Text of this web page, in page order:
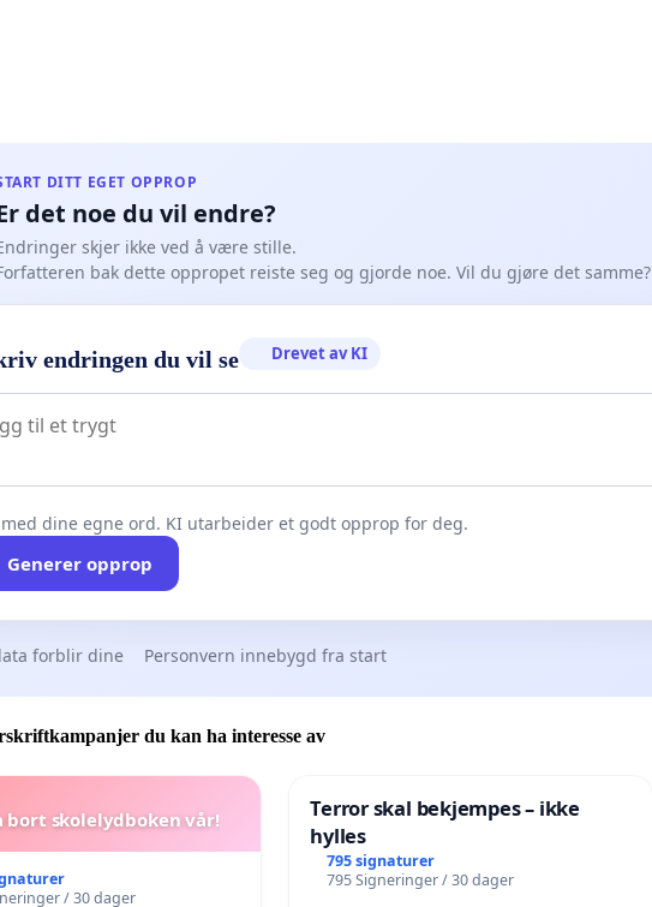
DITT EGET OPPROP
det noe du vil endre?
skjer ikke ved å være stille.
bak dette oppropet reiste seg og gjorde noe. Vil du gjøre det samme?
endringen du vil se Drevet av KI
dine egne ord. KI utarbeider et godt opprop for deg.
Generer opprop
forblir dine Personvern innebygd fra start
du kan ha interesse av
bort skolelydboken vår!
/ 30 dager
Terror skal bekjempes – ikke
hylles
795 signaturer
795 Signeringer / 30 dager